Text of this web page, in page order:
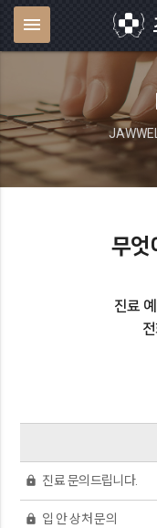
menu
무엇
진료
lock 진료 문의드립니다.
lock 입 안 상처 문의